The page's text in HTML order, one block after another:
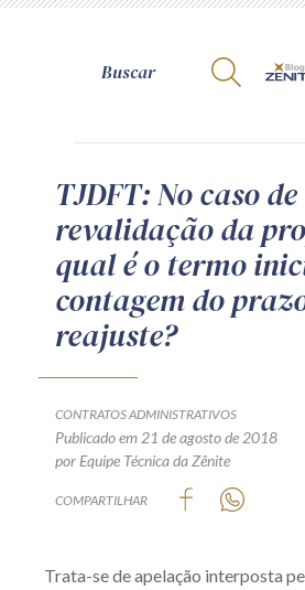
A Zênite
Como publicar
Site da Zênite
Contato
Encarregado
Zênite Fácil IA
TJDFT: No caso de
revalidação da
qual é o termo
contagem do
reajuste?
CONTRATOS ADMINISTRATIVOS
Publicado em 21 de agosto de 2018
por Equipe Técnica da Zênite
COMPARTILHAR
Trata-se de apelação interposta